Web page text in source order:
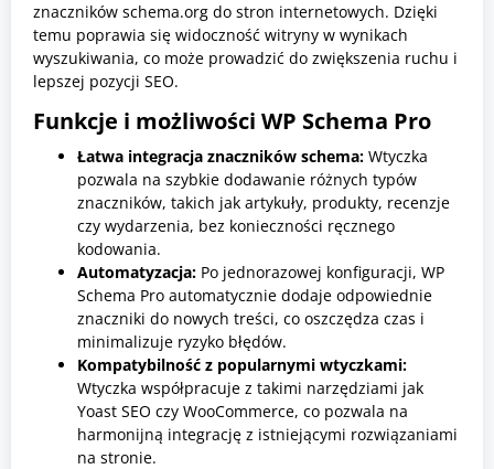
r
d
P
r
e
s
znaczników schema.org do stron internetowych. Dzięki
temu poprawia się widoczność witryny w wynikach
wyszukiwania, co może prowadzić do zwiększenia ruchu i
lepszej pozycji SEO.
Funkcje i możliwości WP Schema Pro
Łatwa integracja znaczników schema: Wtyczka
pozwala na szybkie dodawanie różnych typów
znaczników, takich jak artykuły, produkty, recenzje
czy wydarzenia, bez konieczności ręcznego
kodowania.
Automatyzacja: Po jednorazowej konfiguracji, WP
Schema Pro automatycznie dodaje odpowiednie
znaczniki do nowych treści, co oszczędza czas i
minimalizuje ryzyko błędów.
Kompatybilność z popularnymi wtyczkami:
Wtyczka współpracuje z takimi narzędziami jak
Yoast SEO czy WooCommerce, co pozwala na
harmonijną integrację z istniejącymi rozwiązaniami
na stronie.